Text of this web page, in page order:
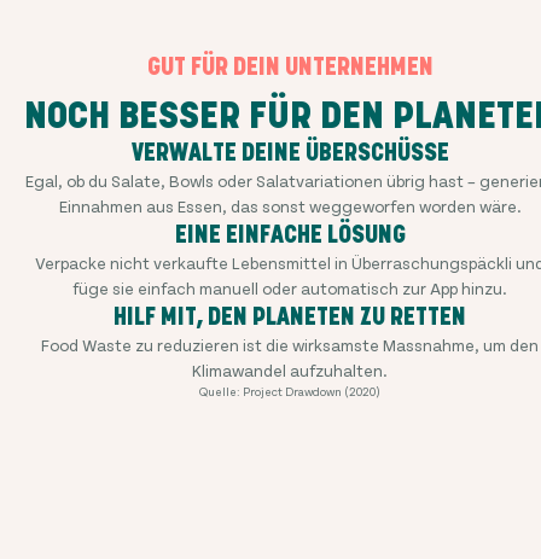
GUT FÜR DEIN UNTERNEHMEN
NOCH BESSER FÜR DEN
VERWALTE DEINE ÜBERSCHÜSSE
Egal, ob du Salate, Bowls oder Salatvariationen übrig hast –
Einnahmen aus Essen, das sonst weggeworfen worden wäre.
EINE EINFACHE LÖSUNG
Verpacke nicht verkaufte Lebensmittel in Überraschungspäckli
füge sie einfach manuell oder automatisch zur App hinzu.
HILF MIT, DEN PLANETEN ZU RETTEN
Food Waste zu reduzieren ist die wirksamste Massnahme, um den
Klimawandel aufzuhalten.
Quelle: Project Drawdown (2020)